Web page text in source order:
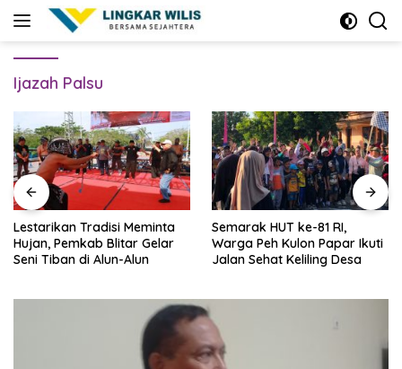
Ijazah Palsu
Lestarikan Tradisi Meminta
Hujan, Pemkab Blitar Gelar
Seni Tiban di Alun-Alun
Semarak HUT ke-81 RI,
Warga Peh Kulon Papar Ikuti
Jalan Sehat Keliling Desa